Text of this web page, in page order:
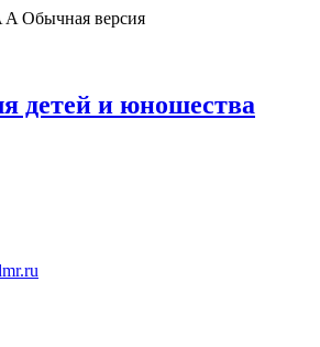
A Обычная версия
детей и юношества